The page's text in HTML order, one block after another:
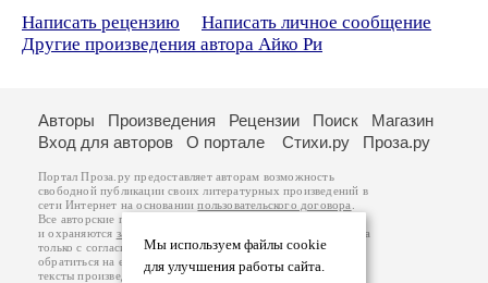
Написать рецензию
Написать личное сообщение
Другие произведения автора Айко Ри
Мы используем файлы cookie
для улучшения работы сайта.
Авторы Произведения Рецензии Поиск
Магазин
Вход для авторов
О портале Стихи.ру Проза.ру
Портал Проза.ру предоставляет авторам возможность
свободной публикации своих литературных произведений в
сети Интернет на основаниипользовательского договора
Все авторские права на произведения принадлежат авторам
и охраняются законом
. Перепечатка произведений возможна
только с согласия его автора, к которому вы можете
обратиться на его авторской странице. Ответственность за
тексты произведений авторы несут самостоятельно на